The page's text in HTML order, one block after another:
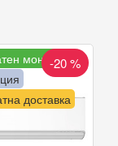
монтаж
доставка
-20 %